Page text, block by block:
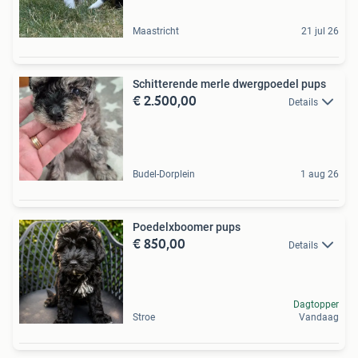
Maastricht 21 jul 26
Schitterende merle dwergpoedel pups
€ 2.500,00 Details
Budel-Dorplein 1 aug 26
Poedelxboomer pups
€ 850,00 Details
Stroe
Dagtopper
Vandaag